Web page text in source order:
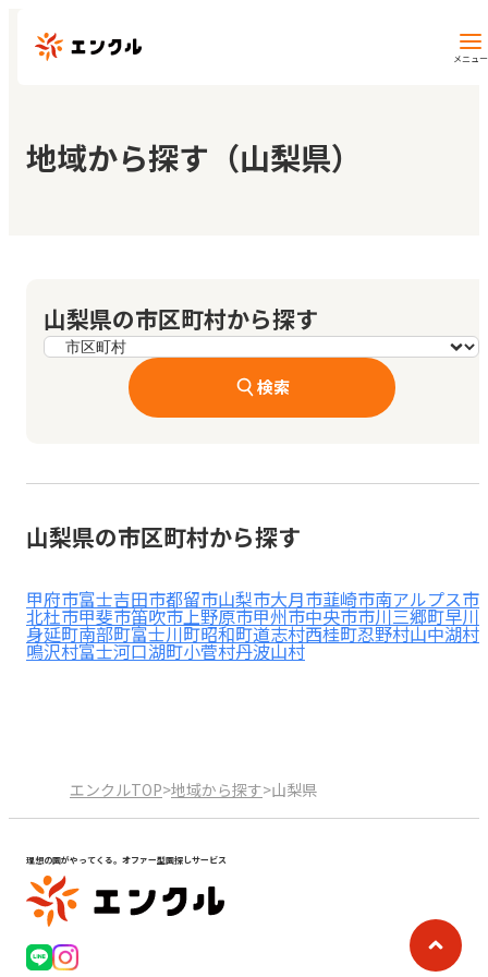
メニュー
保育園・幼稚園を探す
マイページ
閲覧履歴
見学日記
メッセージ
おすすめの園
地域から探す（山梨県）
山梨県の市区町村から探す
検索
山梨県の市区町村から探す
甲府市富士吉田市都留市山梨市大月市韮崎市南アルプス市
北杜市甲斐市笛吹市上野原市甲州市中央市市川三郷町早川
身延町南部町富士川町昭和町道志村西桂町忍野村山中湖村
鳴沢村富士河口湖町小菅村丹波山村
エンクルTOP>地域から探す>山梨県
理想の園がやってくる。オファー型園探しサービス